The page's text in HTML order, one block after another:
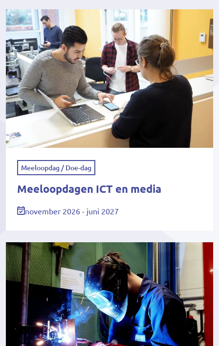
Meeloopdag / Doe-dag
Meeloopdagen ICT en media
november 2026 - juni 2027